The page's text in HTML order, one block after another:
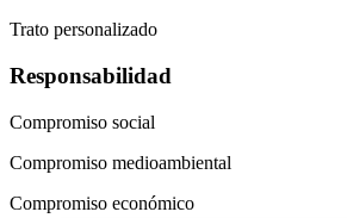
Trato personalizado
Responsabilidad
Compromiso social
Compromiso medioambiental
Compromiso económico